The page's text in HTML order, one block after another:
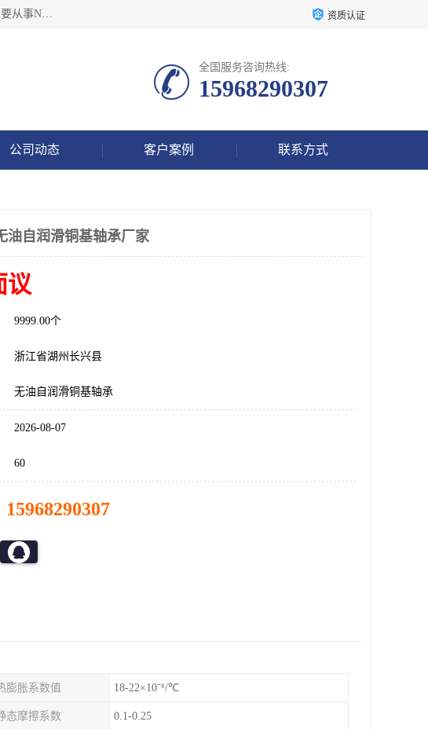
湖州恩斯凯工业技术有限公司位于湖州长兴，公司作为机械零部件以及多个品牌工业零配件专业集成供应商。本公司主要从事NSK进口轴承、SKF进口轴承、FAG进口轴承、NTN进口轴承、国产轴承：ZWZ、HRB、C&U轴承外球面轴承、导轨、丝杠、滑块、 润滑油、工业皮带及其他工业零部件的销售. 资质认证
全国服务咨询热线:
15968290307
公司动态 客户案例 联系方式
油自润滑铜基轴承厂家
议
9999.00个
浙江省湖州长兴县
无油自润滑铜基轴承
2026-08-07
60
15968290307
膨胀系数值 18-22×10⁻⁶/℃
态摩擦系数 0.1-0.25